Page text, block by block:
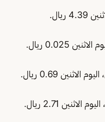
0.025 ريال.
0.69 ريال.
2.71 ريال.